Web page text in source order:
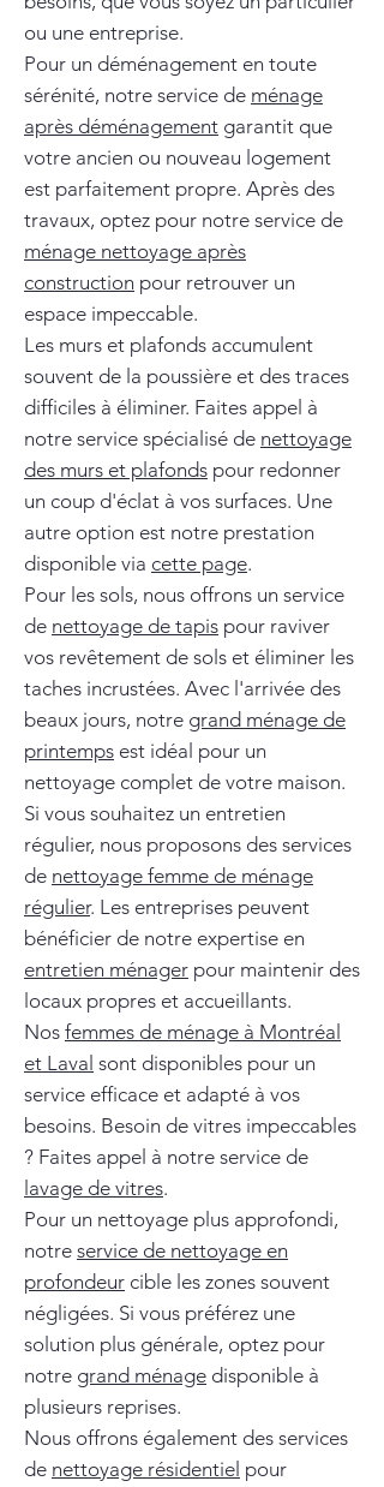
ou une entreprise.
Pour un déménagement en toute
sérénité, notre service de ménage
après déménagement garantit que
votre ancien ou nouveau logement
est parfaitement propre. Après des
travaux, optez pour notre service de
ménage nettoyage après
construction pour retrouver un
espace impeccable.
Les murs et plafonds accumulent
souvent de la poussière et des traces
difficiles à éliminer. Faites appel à
notre service spécialisé de nettoyage
des murs et plafonds pour redonner
un coup d'éclat à vos surfaces. Une
autre option est notre prestation
disponible via cette page.
Pour les sols, nous offrons un service
de nettoyage de tapis pour raviver
vos revêtement de sols et éliminer les
taches incrustées. Avec l'arrivée des
beaux jours, notre grand ménage de
printemps est idéal pour un
nettoyage complet de votre maison.
Si vous souhaitez un entretien
régulier, nous proposons des services
de nettoyage femme de ménage
régulier. Les entreprises peuvent
bénéficier de notre expertise en
entretien ménager pour maintenir des
locaux propres et accueillants.
Nos femmes de ménage à Montréal
et Laval sont disponibles pour un
service efficace et adapté à vos
besoins. Besoin de vitres impeccables
? Faites appel à notre service de
lavage de vitres.
Pour un nettoyage plus approfondi,
notre service de nettoyage en
profondeur cible les zones souvent
négligées. Si vous préférez une
solution plus générale, optez pour
notre grand ménage disponible à
plusieurs reprises.
Nous offrons également des services
de nettoyage résidentiel pour